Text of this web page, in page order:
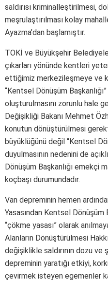
saldırısı kriminalleştirilmesi,
meşrulaştırılması kolay
Ayazma’dan başlamıştır.
TOKİ ve Büyükşehir
çıkarları yönünde kentleri
ettiğimiz merkezileşmeye ve
“Kentsel Dönüşüm
oluşturulmasını zorunlu hale
Değişikliği Bakanı Mehmet
konutun dönüştürülmesi
büyüklüğünü değil “Kentsel
duyulmasının nedenini de
Dönüşüm Başkanlığı emekçi
koçbaşı durumundadır.
Van depreminin hemen
Yasasından Kentsel Dönüşüm
“çökme yasası” olarak
Alanların Dönüştürülmesi
değişiklikle saldırının dozu ve
depreminin yaratığı etkiyi,
çevirmek isteyen egemenler